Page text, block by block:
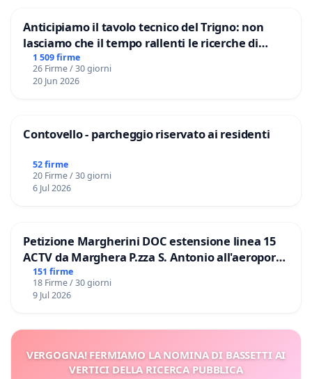
Anticipiamo il tavolo tecnico del Trigno: non
lasciamo che il tempo rallenti le ricerche di
Domenico Racanati
1 509 firme
26 Firme / 30 giorni
20 Jun 2026
Contovello - parcheggio riservato ai residenti
52 firme
20 Firme / 30 giorni
6 Jul 2026
Petizione Margherini DOC estensione linea 15
ACTV da Marghera P.zza S. Antonio all'aeroporto
Marco Polo tariffa a € 1,50
151 firme
18 Firme / 30 giorni
9 Jul 2026
VERGOGNA! FERMIAMO LA NOMINA DI BASSETTI AI
VERTICI DELLA RICERCA PUBBLICA